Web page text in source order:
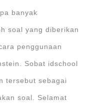
banyak
soal yang diberikan
penggunaan
Sobat idschool
tersebut sebagai
soal. Selamat